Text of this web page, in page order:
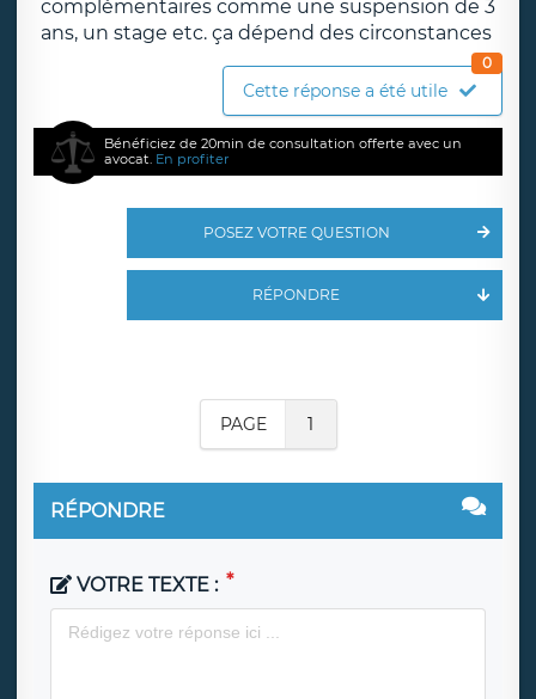
complémentaires comme une suspension de 3
ans, un stage etc. ça dépend des circonstances
Cette réponse a été utile
0
Bénéficiez de 20min de consultation offerte avec un
avocat. En profiter
POSEZ VOTRE QUESTION
RÉPONDRE
PAGE 1
RÉPONDRE
VOTRE TEXTE :